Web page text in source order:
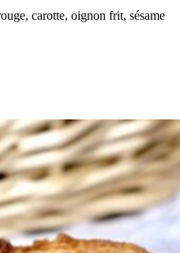
carotte, oignon frit, sésame